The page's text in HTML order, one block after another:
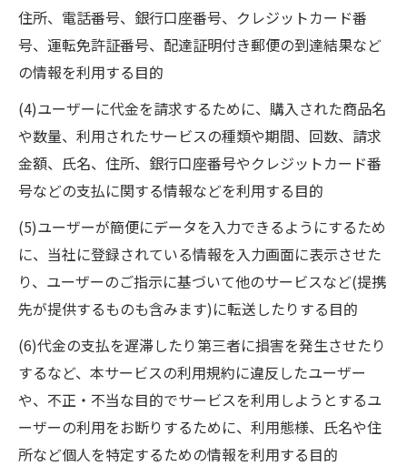
住所、電話番号、銀行口座番号、クレジットカード番
号、運転免許証番号、配達証明付き郵便の到達結果など
の情報を利用する目的
(4)ユーザーに代金を請求するために、購入された商品名
や数量、利用されたサービスの種類や期間、回数、請求
金額、氏名、住所、銀行口座番号やクレジットカード番
号などの支払に関する情報などを利用する目的
(5)ユーザーが簡便にデータを入力できるようにするため
に、当社に登録されている情報を入力画面に表示させた
り、ユーザーのご指示に基づいて他のサービスなど(提携
先が提供するものも含みます)に転送したりする目的
(6)代金の支払を遅滞したり第三者に損害を発生させたり
するなど、本サービスの利用規約に違反したユーザー
や、不正・不当な目的でサービスを利用しようとするユ
ーザーの利用をお断りするために、利用態様、氏名や住
所など個人を特定するための情報を利用する目的